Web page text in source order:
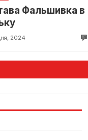
Фальшивка в
2024